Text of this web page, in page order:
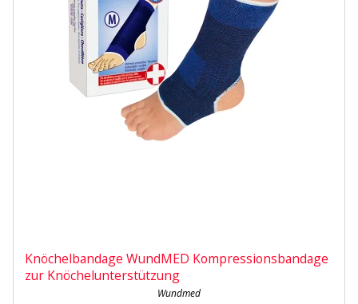
Knöchelbandage WundMED Kompressionsbandage
zur Knöchelunterstützung
Wundmed